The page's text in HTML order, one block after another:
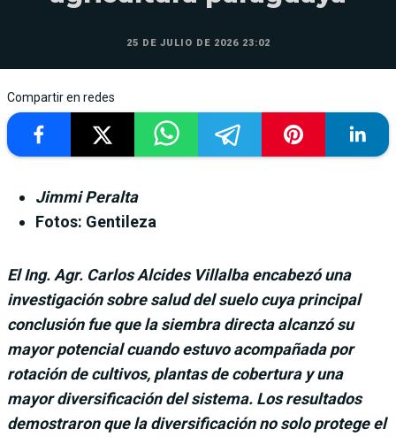
25 DE JULIO DE 2026 23:02
Compartir en redes
Jimmi Peralta
Fotos: Gentileza
El Ing. Agr. Carlos Alcides Villalba encabezó una
investigación sobre salud del suelo cuya principal
conclusión fue que la siembra directa alcanzó su
mayor potencial cuando estuvo acompañada por
rotación de cultivos, plantas de cobertura y una
mayor diversificación del sistema. Los resultados
demostraron que la diversificación no solo protege el